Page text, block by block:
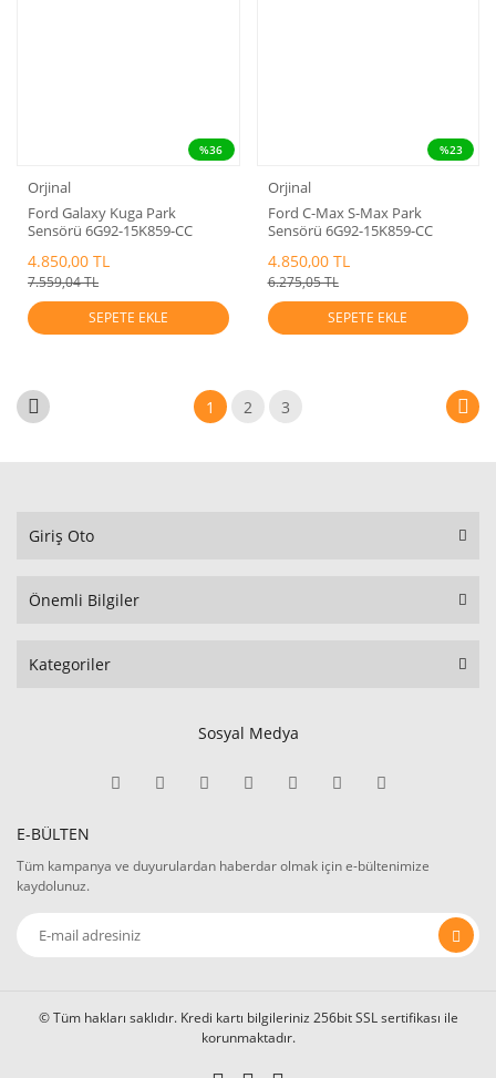
%36
Orjinal
Ford Galaxy Kuga Park
Sensörü 6G92-15K859-CC
4.850,00 TL
7.559,04 TL
SEPETE EKLE
%23
Orjinal
Ford C-Max S-Max Park
Sensörü 6G92-15K859-CC
4.850,00 TL
6.275,05 TL
SEPETE EKLE
1 2 3
Giriş Oto
Önemli Bilgiler
Kategoriler
Sosyal Medya
E-BÜLTEN
Tüm kampanya ve duyurulardan haberdar olmak için e-bültenimize
kaydolunuz.
© Tüm hakları saklıdır. Kredi kartı bilgileriniz 256bit SSL sertifikası ile
korunmaktadır.